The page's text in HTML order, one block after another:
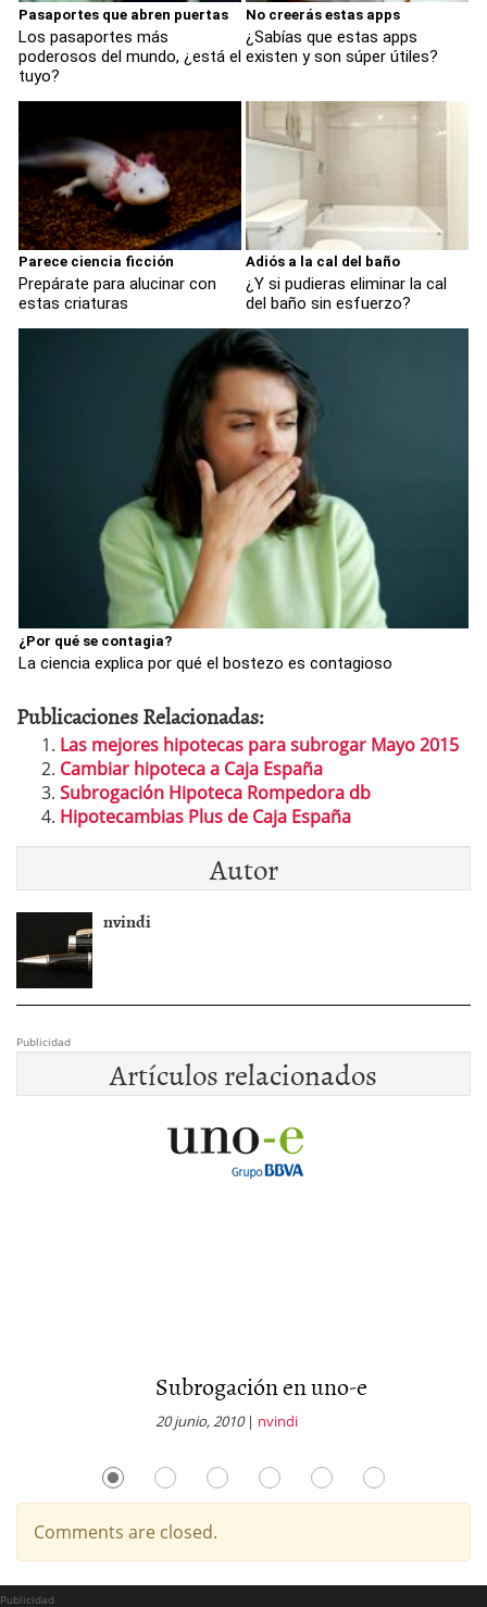
Pasaportes que abren puertas
Los pasaportes más
poderosos del mundo, ¿está el
tuyo?
No creerás estas apps
¿Sabías que estas apps
existen y son súper útiles?
Parece ciencia ficción
Prepárate para alucinar con
estas criaturas
Adiós a la cal del baño
¿Y si pudieras eliminar la cal
del baño sin esfuerzo?
¿Por qué se contagia?
La ciencia explica por qué el bostezo es contagioso
Publicaciones Relacionadas:
Las mejores hipotecas para subrogar Mayo 2015
Cambiar hipoteca a Caja España
Subrogación Hipoteca Rompedora db
Hipotecambias Plus de Caja España
Autor
nvindi
Publicidad
Artículos relacionados
Subrogación en uno-e
nvindi
Comments are closed.
Publicidad